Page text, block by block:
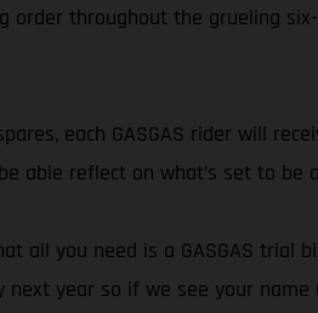
throughout the grueling
each GASGAS rider will
able reflect on what’s set to
all you need is a GASGAS trial
year so if we see your name